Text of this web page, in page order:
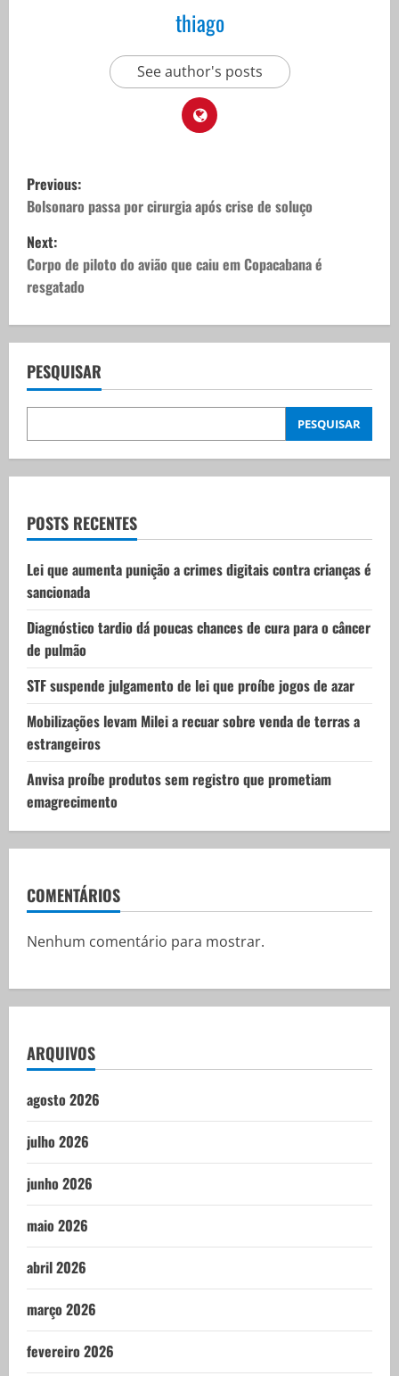
thiago
See author's posts
P
o
s
t
n
a
v
i
g
a
t
i
o
n
Previous:
Bolsonaro passa por cirurgia após crise de soluço
Next:
Corpo de piloto do avião que caiu em Copacabana é
resgatado
PESQUISAR
PESQUISAR
POSTS RECENTES
Lei que aumenta punição a crimes digitais contra crianças é
sancionada
Diagnóstico tardio dá poucas chances de cura para o câncer
de pulmão
STF suspende julgamento de lei que proíbe jogos de azar
Mobilizações levam Milei a recuar sobre venda de terras a
estrangeiros
Anvisa proíbe produtos sem registro que prometiam
emagrecimento
COMENTÁRIOS
Nenhum comentário para mostrar.
ARQUIVOS
agosto 2026
julho 2026
junho 2026
maio 2026
abril 2026
março 2026
fevereiro 2026